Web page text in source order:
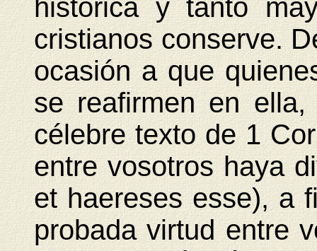
histórica y tanto
cristianos conserve.
ocasión a que
se reafirmen en
célebre texto de 1
entre vosotros haya
et haereses esse), a
probada virtud entre